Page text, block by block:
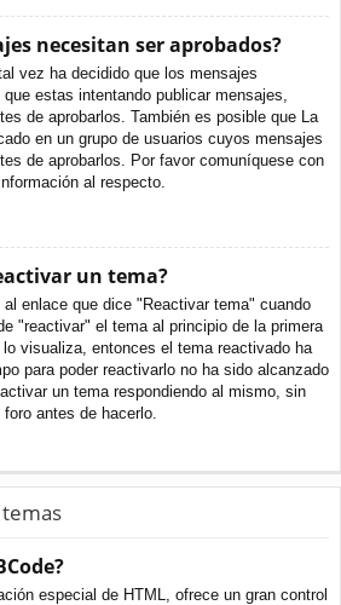
necesitan ser aprobados?
vez ha decidido que los mensajes
estas intentando publicar mensajes,
de aprobarlos. También es posible que La
en un grupo de usuarios cuyos mensajes
de aprobarlos. Por favor comuníquese con
al respecto.
un tema?
enlace que dice "Reactivar tema" cuando
"reactivar" el tema al principio de la primera
visualiza, entonces el tema reactivado ha
para poder reactivarlo no ha sido alcanzado
un tema respondiendo al mismo, sin
antes de hacerlo.
especial de HTML, ofrece un gran control